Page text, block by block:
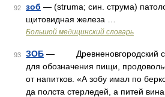
92 зоб — (struma; син. струма)
щитовидная железа …
Большой медицинский словарь
93 ЗОБ — Древненовгородский
для обозначения пищи,
от напитков. «А зобу имал по
да полста стерледей, а питей